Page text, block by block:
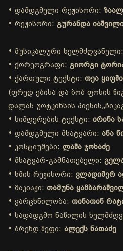
• დამდგმელი რეჟისორი:
• რეჟისორი: გურანდა
• მუსიკალური ხელმძღვანელი:
• ქორეოგრაფი: გიორგი
• ქართული ტექსტი: თეა
(ფრედ ებისა და ბობ ფოსის
დალას უოტკინსის
• სიმღერების ტექსტი: ირინა
• დამდგმელი მხატვარი: ანა
• კოსტიუმები: ლაშა ჯოხაძე
• მხატვარ-გამნათებელი:
• ხმის რეჟისორი: ვლადიმერ
• მაკიაჟი: თამუნა
• ვარცხნილობა: თინათინ
• სადადგმო ნაწილის
• ბრენდ შეფი: ალექს ნათაძე